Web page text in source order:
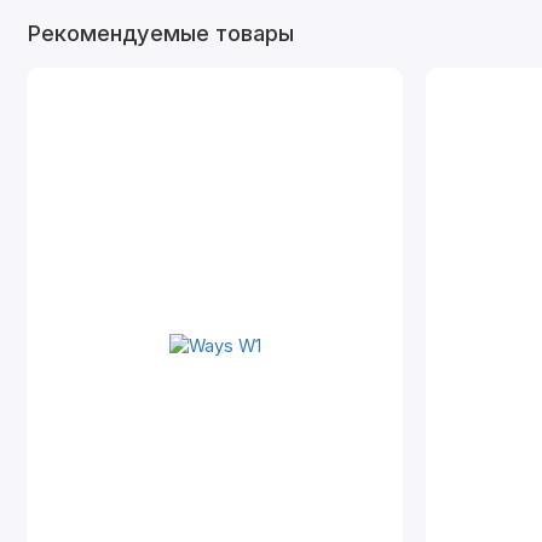
Рекомендуемые товары